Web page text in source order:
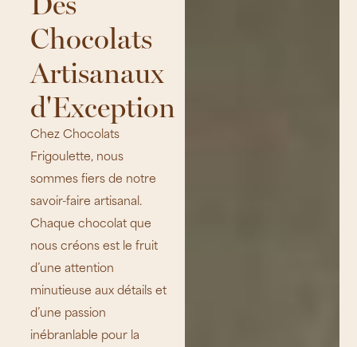
Chocolats
Artisanaux
d'Exception
Chez Chocolats
Frigoulette, nous
sommes fiers de notre
savoir-faire artisanal.
Chaque chocolat que
nous créons est le fruit
d’une attention
minutieuse aux détails et
d’une passion
inébranlable pour la